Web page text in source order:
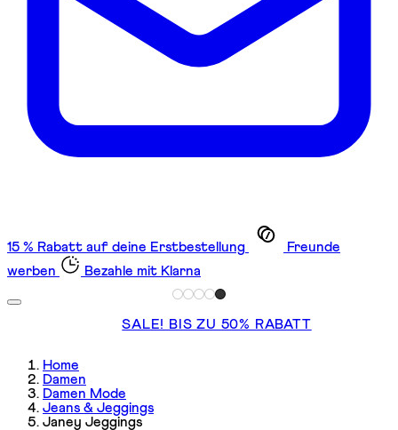
15 % Rabatt auf deine Erstbestellung
Freunde
werben
Bezahle mit Klarna
SALE! BIS ZU 50% RABATT
Home
Damen
Damen Mode
Jeans & Jeggings
Janey Jeggings